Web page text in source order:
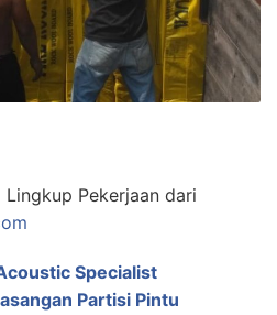
Lingkup Pekerjaan dari
Specialist
Partisi Pintu